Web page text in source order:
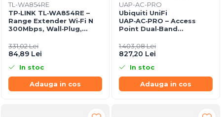
TL-WA854RE
TP‑LINK TL‑WA854RE –
Range Extender Wi‑Fi N
300Mbps, Wall‑Plug,
331,02 Lei
84,89 Lei
In stoc
Adauga in cos
UAP-AC-PRO
Ubiquiti UniFi
UAP‑AC‑PRO – Access
Point Dual‑Band
MIMO, 2× GbE, PoE+
1.403,08 Lei
827,20 Lei
In stoc
Adauga in cos